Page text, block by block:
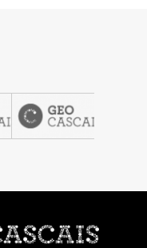
item
3